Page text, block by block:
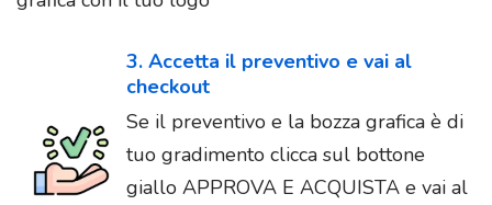
3. Accetta il preventivo e vai al
checkout
Se il preventivo e la bozza grafica è di
tuo gradimento clicca sul bottone
giallo APPROVA E ACQUISTA e vai al